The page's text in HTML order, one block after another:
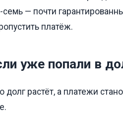
семь — почти
платёж.
уже попали в
долг растёт, а платежи